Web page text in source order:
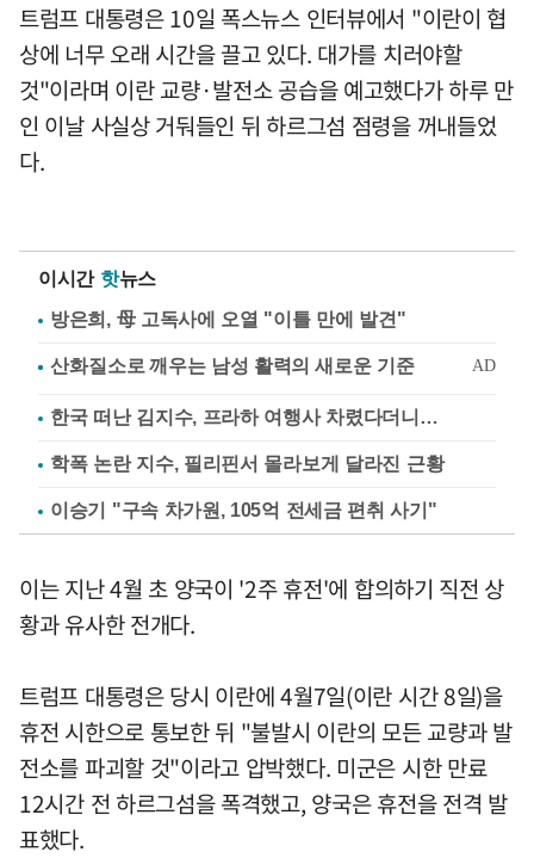
트럼프 대통령은 10일 폭스뉴스 인터뷰에서 "이란이 협
상에 너무 오래 시간을 끌고 있다. 대가를 치러야할
것"이라며 이란 교량·발전소 공습을 예고했다가 하루 만
인 이날 사실상 거둬들인 뒤 하르그섬 점령을 꺼내들었
다.
이시간 핫뉴스
방은희, 母 고독사에 오열 "이틀 만에 발견"
한국 떠난 김지수, 프라하 여행사 차렸다더니…
학폭 논란 지수, 필리핀서 몰라보게 달라진 근황
이승기 "구속 차가원, 105억 전세금 편취 사기"
이는 지난 4월 초 양국이 '2주 휴전'에 합의하기 직전 상
황과 유사한 전개다.
트럼프 대통령은 당시 이란에 4월7일(이란 시간 8일)을
휴전 시한으로 통보한 뒤 "불발시 이란의 모든 교량과 발
전소를 파괴할 것"이라고 압박했다. 미군은 시한 만료
12시간 전 하르그섬을 폭격했고, 양국은 휴전을 전격 발
표했다.